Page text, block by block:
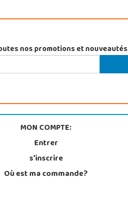
nos promotions et nouveautés
MON COMPTE:
Entrer
s'inscrire
Où est ma commande?